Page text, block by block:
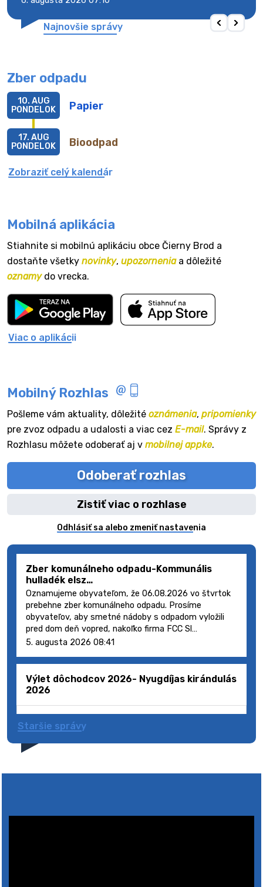
Najnovšie správy
Zber odpadu
Papier
10. AUG
PONDELOK
Bioodpad
17. AUG
PONDELOK
Zobraziť celý kalendár
Mobilná aplikácia
Stiahnite si mobilnú aplikáciu obce Čierny Brod a
dostaňte všetky novinky, upozorneniaa dôležité
oznamydo vrecka.
Viac o aplikácii
Mobilný Rozhlas
Pošleme vám aktuality, dôležité oznámenia, pripomienky
pre zvoz odpadu a udalosti a viac cez E-mail. Správy z
Rozhlasu môžete odoberať aj v mobilnej appke.
Odoberať rozhlas
Zistiť viac o rozhlase
Odhlásiť sa alebo zmeniť nastavenia
Zber komunálneho odpadu-Kommunális
hulladék elsz…
Oznamujeme obyvateľom, že 06.08.2026 vo štvrtok
prebehne zber komunálneho odpadu. Prosíme
obyvateľov, aby smetné nádoby s odpadom vyložili
pred dom deň vopred, nakoľko firma FCC Sl…
5. augusta 2026 08:41
Výlet dôchodcov 2026- Nyugdíjas kirándulás
2026
Staršie správy